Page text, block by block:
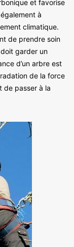
et favorise
à
climatique.
de prendre soin
doit garder un
d’un arbre est
de la force
de passer à la